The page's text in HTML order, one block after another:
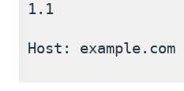
1.1
Host: example.com